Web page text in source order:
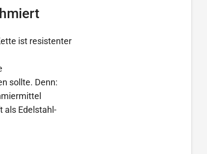
ist resistenter
sollte. Denn:
als Edelstahl-